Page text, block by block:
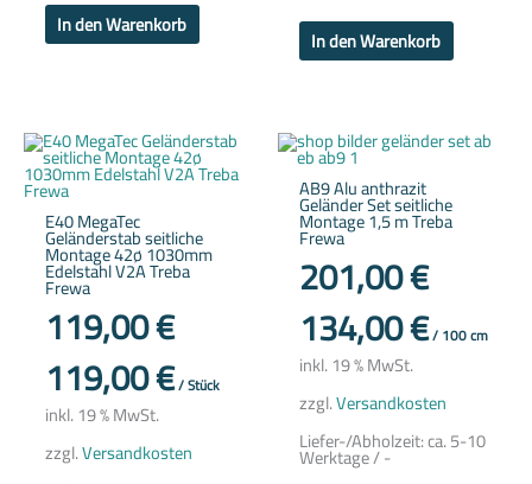
In den Warenkorb
In den Warenkorb
E40 MegaTec
Geländerstab seitliche
Montage 42ø 1030mm
Edelstahl V2A Treba
Frewa
119,00€
119,00€/Stück
inkl. 19 % MwSt.
zzgl.Versandkosten
AB9 Alu anthrazit
Geländer Set seitliche
Montage 1,5 m Treba
Frewa
201,00€
134,00€/100cm
inkl. 19 % MwSt.
zzgl.Versandkosten
Liefer-/Abholzeit:ca. 5-10
Werktage / -